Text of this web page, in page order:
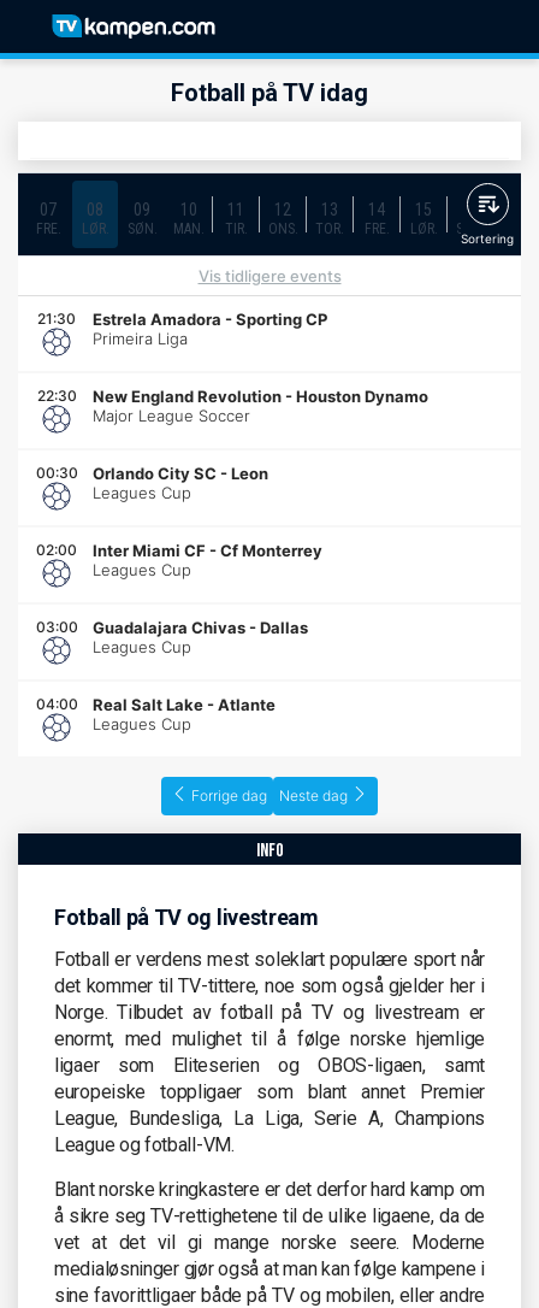
Fotball på TV idag
07
FRE.
08
LØR.
09
SØN.
10
MAN.
11
TIR.
12
ONS.
13
TOR.
14
FRE.
15
LØR.
16
SØN.
Sortering
Vis tidligere events
21:30 Estrela Amadora -Sporting CP
Primeira Liga
22:30 New England Revolution -Houston Dynamo
Major League Soccer
00:30 Orlando City SC -Leon
Leagues Cup
02:00 Inter Miami CF -Cf Monterrey
Leagues Cup
03:00 Guadalajara Chivas -Dallas
Leagues Cup
04:00 Real Salt Lake -Atlante
Leagues Cup
Forrige dag Neste dag
info
Fotball på TV og livestream
Fotball er verdens mest soleklart populære sport når
det kommer til TV-tittere, noe som også gjelder her i
Norge. Tilbudet av fotball på TV og livestream er
enormt, med mulighet til å følge norske hjemlige
ligaer som Eliteserien og OBOS-ligaen, samt
europeiske toppligaer som blant annet Premier
League, Bundesliga, La Liga, Serie A, Champions
League og fotball-VM.
Blant norske kringkastere er det derfor hard kamp om
å sikre seg TV-rettighetene til de ulike ligaene, da de
vet at det vil gi mange norske seere. Moderne
medialøsninger gjør også at man kan følge kampene i
sine favorittligaer både på TV og mobilen, eller andre